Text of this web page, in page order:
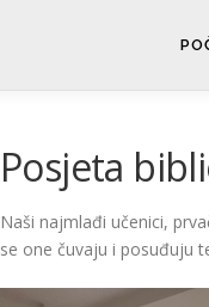
Posjeta
Naši najmlađi učenici,
se one čuvaju i posuđuju